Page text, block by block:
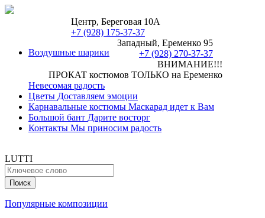
Центр, Береговая 10А
+7 (928) 175-37-37
Западный, Еременко 95
+7 (928) 270-37-37
ВНИМАНИЕ!!!
ПРОКАТ костюмов ТОЛЬКО на Еременко
Воздушные шарики
Невесомая радость
Цветы Доставляем эмоции
Карнавальные костюмы Маскарад идет к Вам
Большой бант Дарите восторг
Контакты Мы приносим радость
LUTTI
Популярные композиции